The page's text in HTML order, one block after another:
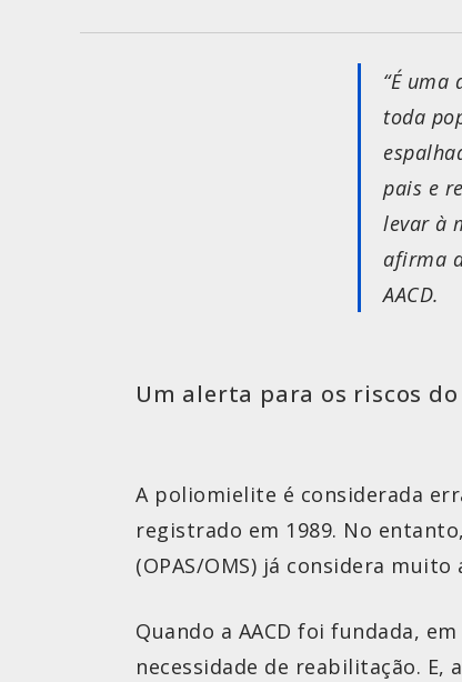
“É uma
toda
pais e
levar à
afirma
AACD.
Um alerta para os riscos
A poliomielite é considerada
registrado em 1989. No
(OPAS/OMS) já considera
Quando a AACD foi fundada,
necessidade de reabilitação.